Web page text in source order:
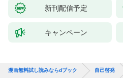
新刊配信予定
キャンペーン
漫画無料試し読みならdブック 自己啓発